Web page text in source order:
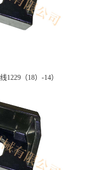
1229（18）-14）